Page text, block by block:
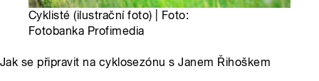
Cyklisté (ilustrační foto) | Foto:
Fotobanka Profimedia
Jak se připravit na cyklosezónu s Janem Řihoškem